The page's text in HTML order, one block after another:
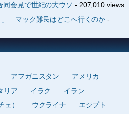
同会見で世紀の大ウソ - 207,010 views
」 マック難民はどこへ行くのか-
アフガニスタン
アメリカ
リア イラク
イラン
ェ）
ウクライナ
エジプト